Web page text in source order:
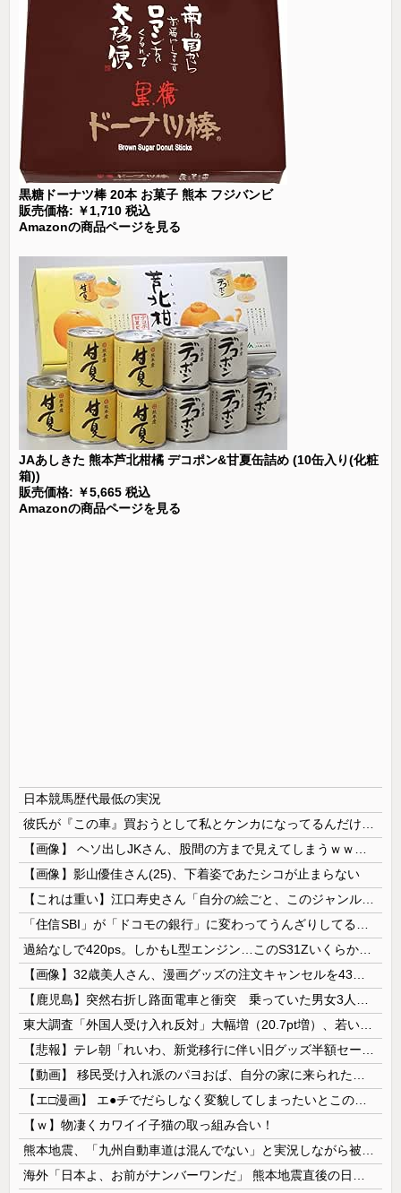
黒糖ドーナツ棒 20本 お菓子 熊本 フジバンビ
販売価格: ￥1,710 税込
Amazonの商品ページを見る
JAあしきた 熊本芦北柑橘 デコポン&甘夏缶詰め (10缶入り(化粧
箱))
販売価格: ￥5,665 税込
Amazonの商品ページを見る
日本競馬歴代最低の実況
【画像】影山優佳さん(25)、下着姿であたシコが止まらない
【ｗ】物凄くカワイイ子猫の取っ組み合い！